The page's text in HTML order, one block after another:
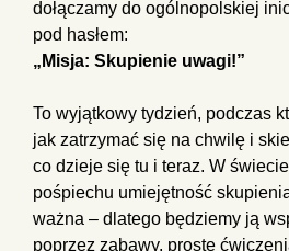
dołączamy do ogólnopolskiej
pod hasłem:
„Misja: Skupienie uwagi!”
To wyjątkowy tydzień, podczas
jak zatrzymać się na chwilę i
co dzieje się tu i teraz. W
pośpiechu umiejętność
ważna – dlatego będziemy ją
poprzez zabawy, proste